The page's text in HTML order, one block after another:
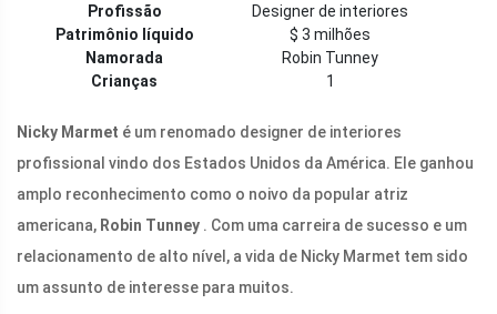
Profissão
Designer de interiores
Patrimônio líquido
$ 3 milhões
Namorada
Robin Tunney
Crianças
1
Nicky Marmet é um renomado designer de interiores
profissional vindo dos Estados Unidos da América. Ele ganhou
amplo reconhecimento como o noivo da popular atriz
americana, Robin Tunney . Com uma carreira de sucesso e um
relacionamento de alto nível, a vida de Nicky Marmet tem sido
um assunto de interesse para muitos.